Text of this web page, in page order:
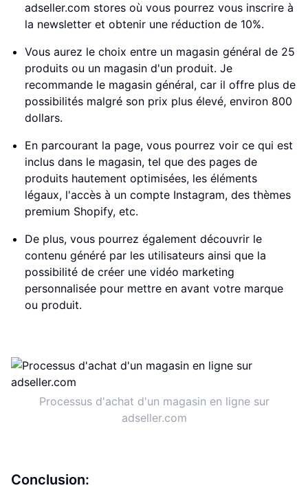
adseller.com stores où vous pourrez vous inscrire à
la newsletter et obtenir une réduction de 10%.
Vous aurez le choix entre un magasin général de 25
produits ou un magasin d'un produit. Je
recommande le magasin général, car il offre plus de
possibilités malgré son prix plus élevé, environ 800
dollars.
En parcourant la page, vous pourrez voir ce qui est
inclus dans le magasin, tel que des pages de
produits hautement optimisées, les éléments
légaux, l'accès à un compte Instagram, des thèmes
premium Shopify, etc.
De plus, vous pourrez également découvrir le
contenu généré par les utilisateurs ainsi que la
possibilité de créer une vidéo marketing
personnalisée pour mettre en avant votre marque
ou produit.
Processus d'achat d'un magasin en ligne sur
adseller.com
Conclusion: